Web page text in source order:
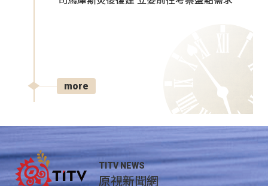
more
TITV NEWS
原視新聞網